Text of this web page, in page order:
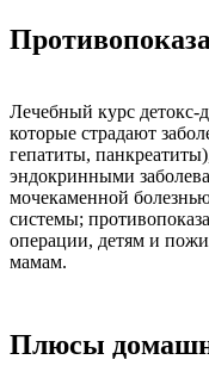
Лечебный курс детокс-
которые страдают
гепатиты,
эндокринными
мочекаменной
системы;
операции, детям и
мамам.
Плюсы